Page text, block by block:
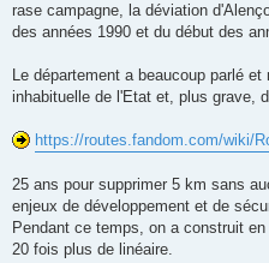
rase campagne, la déviation
des années 1990 et du début des
Le département a beaucoup parlé
inhabituelle de l'Etat et, plus grave,
https://routes.fandom.com/wiki/
25 ans pour supprimer 5 km sans
enjeux de développement et de
Pendant ce temps, on a construit
20 fois plus de linéaire.